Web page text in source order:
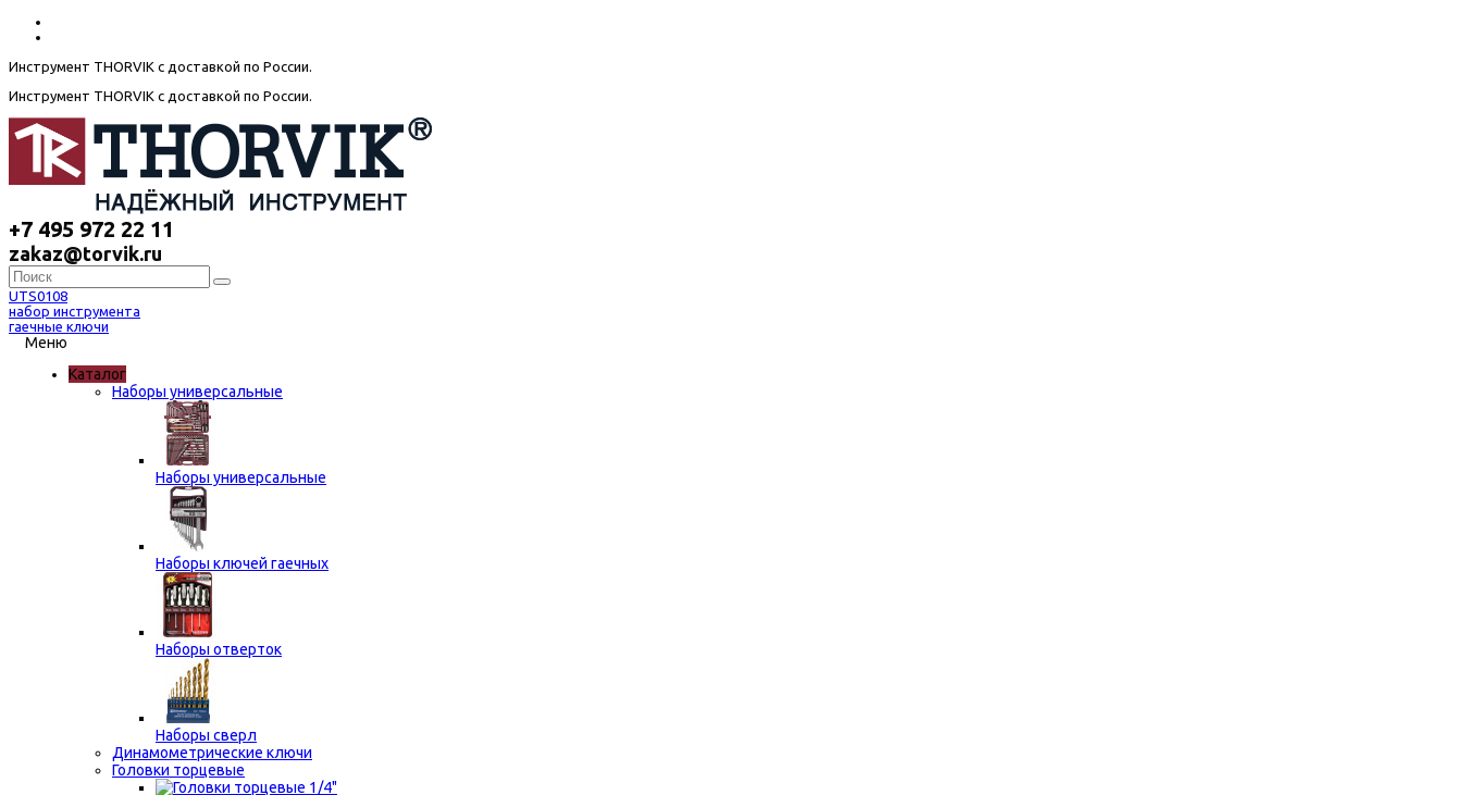
Инструмент THORVIK с доставкой по России.
Инструмент THORVIK с доставкой по России.
+7 495 972 22 11
zakaz@torvik.ru
UTS0108
набор инструмента
гаечные ключи
Меню
Каталог
Наборы универсальные
Наборы универсальные
Наборы ключей гаечных
Наборы отверток
Наборы сверл
Динамометрические ключи
Головки торцевые